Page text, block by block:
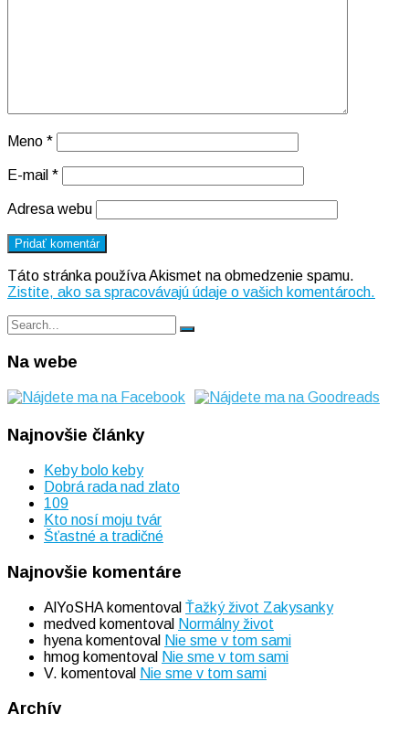
Meno *
E-mail *
Adresa webu
Táto stránka používa Akismet na obmedzenie spamu.
Zistite, ako sa spracovávajú údaje o vašich komentároch.
Search
for:
Search
Na webe
Najnovšie články
Keby bolo keby
Dobrá rada nad zlato
109
Kto nosí moju tvár
Šťastné a tradičné
Najnovšie komentáre
AlYoSHAkomentoval Ťažký život Zakysanky
medved komentoval Normálny život
hyena komentoval Nie sme v tom sami
hmog komentoval Nie sme v tom sami
V. komentoval Nie sme v tom sami
Archív